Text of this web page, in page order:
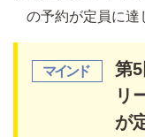
の予約が定員に達
第
リ
が